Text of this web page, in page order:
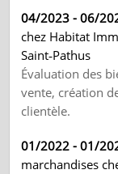
04/2023 - 06/
chez Habitat
Saint‑Pathus
Évaluation des
vente, création
clientèle.
01/2022 - 01/
marchandises